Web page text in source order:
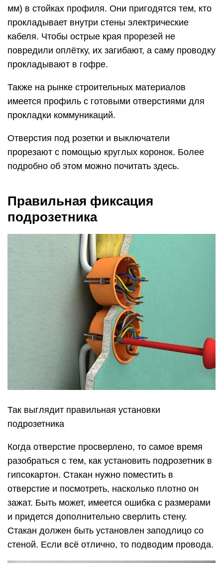
мм) в стойках профиля. Они пригодятся тем, кто
прокладывает внутри стены электрические
кабеля. Чтобы острые края прорезей не
повредили оплётку, их загибают, а саму проводку
прокладывают в гофре.
Также на рынке строительных материалов
имеется профиль с готовыми отверстиями для
прокладки коммуникаций.
Отверстия под розетки и выключатели
прорезают с помощью круглых коронок. Более
подробно об этом можно почитать здесь.
Правильная фиксация
подрозетника
Так выглядит правильная установки
подрозетника
Когда отверстие просверлено, то самое время
разобраться с тем, как установить подрозетник в
гипсокартон. Стакан нужно поместить в
отверстие и посмотреть, насколько плотно он
зажат. Быть может, имеется ошибка с размерами
и придется дополнительно сверлить стену.
Стакан должен быть установлен заподлицо со
стеной. Если всё отлично, то подводим провода.